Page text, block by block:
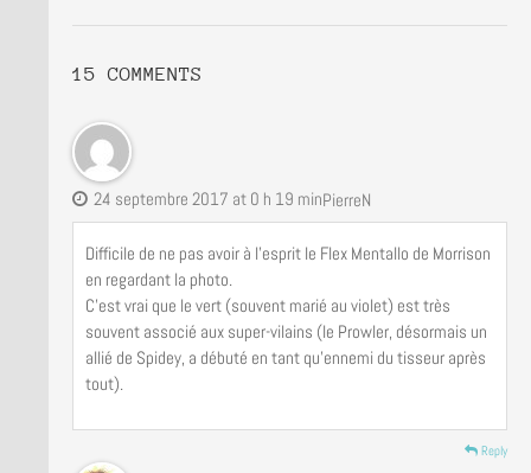
15 COMMENTS
PierreN
24 septembre 2017 at 0 h 19 min
Difficile de ne pas avoir à l’esprit le Flex Mentallo de Morrison
en regardant la photo.
C’est vrai que le vert (souvent marié au violet) est très
souvent associé aux super-vilains (le Prowler, désormais un
allié de Spidey, a débuté en tant qu’ennemi du tisseur après
tout).
Reply